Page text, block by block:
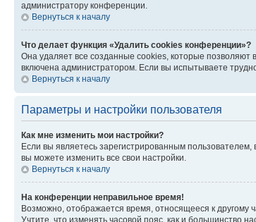
администратору конференции.
Вернуться к началу
Что делает функция «Удалить cookies конференции»?
Она удаляет все созданные cookies, которые позволяют
включена администратором. Если вы испытываете
Вернуться к началу
Параметры и настройки пользователя
Как мне изменить мои настройки?
Если вы являетесь зарегистрированным
вы можете изменить все свои настройки.
Вернуться к началу
На конференции неправильное время!
Возможно, отображается время, относящееся к другому
Учтите, что изменять часовой пояс, как и большинство